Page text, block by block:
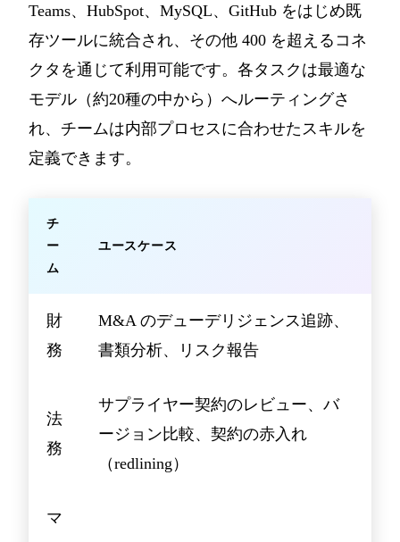
Teams、HubSpot、MySQL、GitHub をはじめ既
存ツールに統合され、その他 400 を超えるコネ
クタを通じて利用可能です。各タスクは最適な
モデル（約20種の中から）へルーティングさ
れ、チームは内部プロセスに合わせたスキルを
定義できます。
チ
ー
ム
ユースケース
財
務
M&A のデューデリジェンス追跡、
書類分析、リスク報告
法
務
サプライヤー契約のレビュー、バ
ージョン比較、契約の赤入れ
（redlining）
マ